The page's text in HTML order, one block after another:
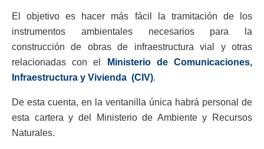
El objetivo es hacer más fácil la tramitación de los
instrumentos ambientales necesarios para la
construcción de obras de infraestructura vial y otras
relacionadas con el
Ministerio de Comunicaciones,
Infraestructura y Vivienda (CIV).
De esta cuenta, en la ventanilla única habrá personal de
esta cartera y del Ministerio de Ambiente y Recursos
Naturales.